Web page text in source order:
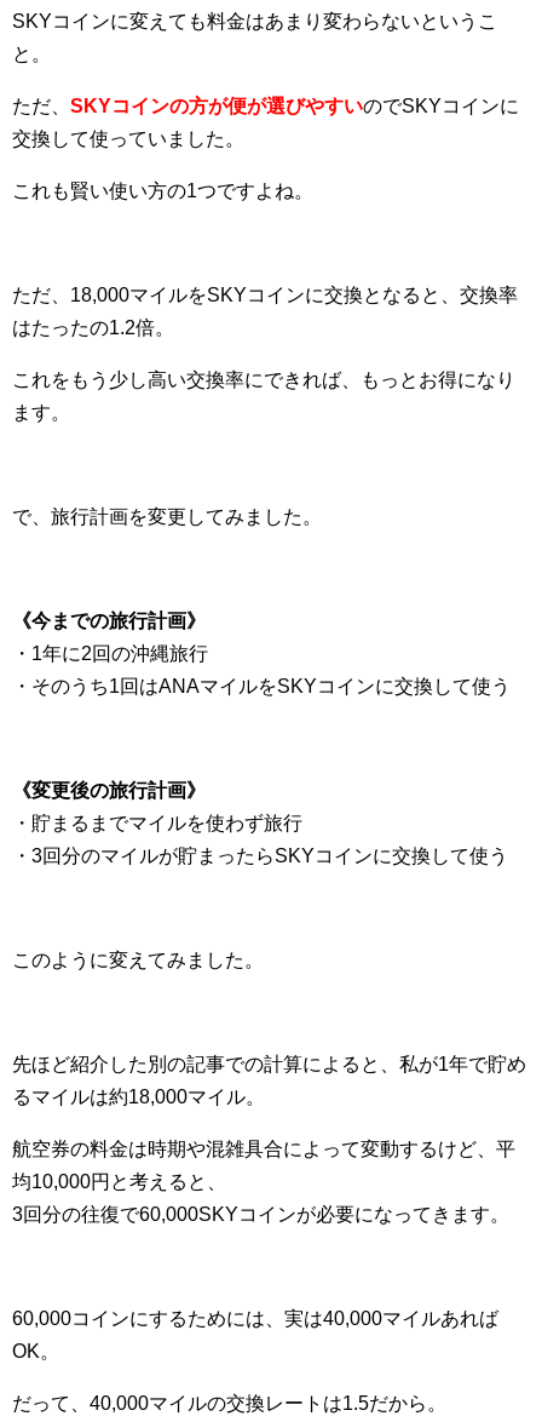
SKYコインに変えても料金はあまり変わらないというこ
と。
ただ、 SKYコインの方が便が選びやすいのでSKYコインに
交換して使っていました。
これも賢い使い方の1つですよね。
ただ、18,000マイルをSKYコインに交換となると、交換率
はたったの1.2倍。
これをもう少し高い交換率にできれば、もっとお得になり
ます。
で、旅行計画を変更してみました。
《今までの旅行計画》
・1年に2回の沖縄旅行
・そのうち1回はANAマイルをSKYコインに交換して使う
《変更後の旅行計画》
・貯まるまでマイルを使わず旅行
・3回分のマイルが貯まったらSKYコインに交換して使う
このように変えてみました。
先ほど紹介した別の記事での計算によると、私が1年で貯め
るマイルは約18,000マイル。
航空券の料金は時期や混雑具合によって変動するけど、平
均10,000円と考えると、
3回分の往復で60,000SKYコインが必要になってきます。
60,000コインにするためには、実は40,000マイルあれば
OK。
だって、40,000マイルの交換レートは1.5だから。